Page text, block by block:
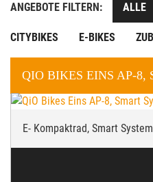
ANGEBOTE FILTERN: ALLE
CITYBIKES E-BIKES
QIO BIKES EINS AP-8,
E- Kompaktrad, Smart System